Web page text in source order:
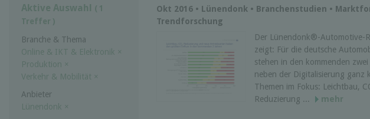
Okt 2016 • Lünendonk • Branchenstudien •
Trendforschung
Der Lünendonk®-Automotive-
zeigt: Für die deutsche
stehen in den kommenden zwei
neben der Digitalisierung ganz
Themen im Fokus: Leichtbau,
Reduzierung ...
mehr
Aktive Auswahl ( 1
Treffer )
Branche & Thema
Online & IKT & Elektronik ×
Produktion ×
Verkehr & Mobilität ×
Anbieter
Lünendonk ×